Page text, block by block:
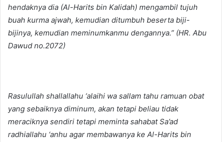
hendaknya dia (Al-Harits bin Kalidah) mengambil tujuh
buah kurma ajwah, kemudian ditumbuh beserta biji-
bijinya, kemudian meminumkanmu dengannya.” (HR. Abu
Dawud no.2072)
Rasulullah shallallahu ‘alaihi wa sallam tahu ramuan obat
yang sebaiknya diminum, akan tetapi beliau tidak
meraciknya sendiri tetapi meminta sahabat Sa’ad
radhiallahu ‘anhu agar membawanya ke Al-Harits bin